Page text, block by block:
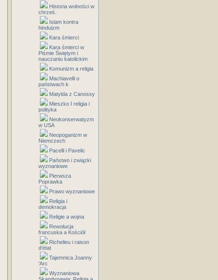
Historia wolności w
chrześ.
Islam kontra
hinduizm
Kara śmierci
Kara śmierci w
Piśmie Świętym i
nauczaniu katolickim
Komunizm a religia
Machiavelli o
państwach k
Matylda z Canossy
Mieszko I religia i
polityka
Neokonserwatyzm
w USA
Neopoganizm w
Niemczech
Pacelli i Pavelic
Państwo i związki
wyznaniowe
Pierwsza
Poprawka
Prawo wyznaniowe
Religia i
demokracja
Religie a wojna
Rewolucja
francuska a Kościół
Richelieu i raison
d'état
Tajemnica Joanny
'Arc
Wyznaniowa